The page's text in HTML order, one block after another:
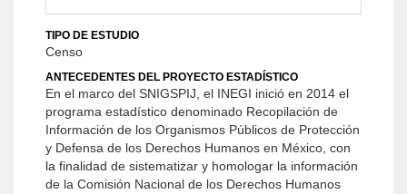
TIPO DE ESTUDIO
Censo
ANTECEDENTES DEL PROYECTO ESTADÍSTICO
En el marco del SNIGSPIJ, el INEGI inició en 2014 el
programa estadístico denominado Recopilación de
Información de los Organismos Públicos de Protección
y Defensa de los Derechos Humanos en México, con
la finalidad de sistematizar y homologar la información
de la Comisión Nacional de los Derechos Humanos